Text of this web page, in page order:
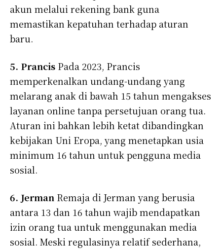
akun melalui rekening bank guna
memastikan kepatuhan terhadap aturan
baru.
5. Prancis Pada 2023, Prancis
memperkenalkan undang-undang yang
melarang anak di bawah 15 tahun mengakses
layanan online tanpa persetujuan orang tua.
Aturan ini bahkan lebih ketat dibandingkan
kebijakan Uni Eropa, yang menetapkan usia
minimum 16 tahun untuk pengguna media
sosial.
6. Jerman Remaja di Jerman yang berusia
antara 13 dan 16 tahun wajib mendapatkan
izin orang tua untuk menggunakan media
sosial. Meski regulasinya relatif sederhana,